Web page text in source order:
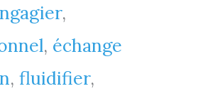
,
, échange
, fluidifier,